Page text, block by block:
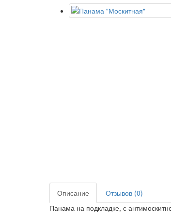
Описание
Отзывов (0)
Панама на подкладке, с